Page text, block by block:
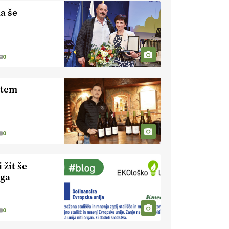
nevaren.
Varnost na kmetiji naj
bo vedno na prvem mestu.
https://t.co/RcsFHlxERk
#traktor #varnost #kmetijstvo
https://t.co/L4Er80AtXS
22.07.2026
[EKOloško = LOGIČNO ]
Za
uspešno ohranjanje travišč sta
ključna kmetijstvo
in predvsem
reja travojedih živali
. VEČ
https://t.co/YvDmY3UNng @EUAgri
#IMCAP #CAP
21.07.2026
[EKOloško = LOGIČNO
Pet-nat je vse bolj priljubljeno
naravno peneče vino, tudi v
še
0
0
še
0